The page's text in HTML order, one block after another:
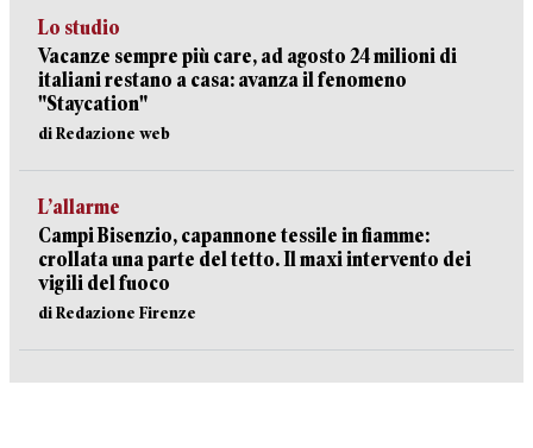
Lo studio
Vacanze sempre più care, ad agosto 24 milioni di
italiani restano a casa: avanza il fenomeno
"Staycation"
di Redazione web
L’allarme
Campi Bisenzio, capannone tessile in fiamme:
crollata una parte del tetto. Il maxi intervento dei
vigili del fuoco
di Redazione Firenze